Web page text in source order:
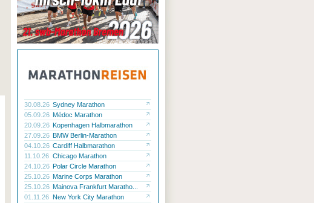
30.08.26 Sydney Marathon
05.09.26 Médoc Marathon
20.09.26 Kopenhagen Halbmarathon
27.09.26 BMW Berlin-Marathon
04.10.26 Cardiff Halbmarathon
11.10.26 Chicago Marathon
24.10.26 Polar Circle Marathon
25.10.26 Marine Corps Marathon
25.10.26 Mainova Frankfurt Maratho...
01.11.26 New York City Marathon